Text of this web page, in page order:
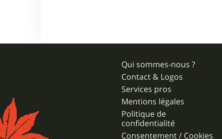
Qui sommes-nous ?
Contact & Logos
Services pros
Mentions légales
Politique de
confidentialité
Consentement / Cookies